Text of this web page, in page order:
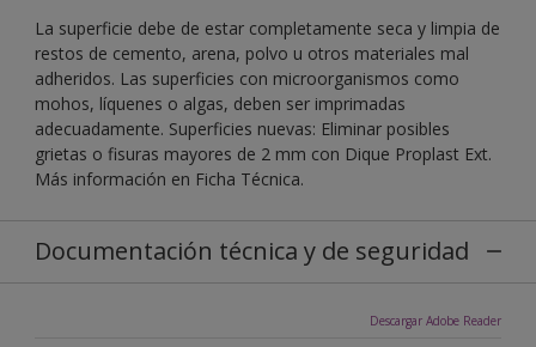
La superficie debe de estar completamente seca y limpia de
restos de cemento, arena, polvo u otros materiales mal
adheridos. Las superficies con microorganismos como
mohos, líquenes o algas, deben ser imprimadas
adecuadamente. Superficies nuevas: Eliminar posibles
grietas o fisuras mayores de 2 mm con Dique Proplast Ext.
Más información en Ficha Técnica.
Documentación técnica y de seguridad
Descargar Adobe Reader